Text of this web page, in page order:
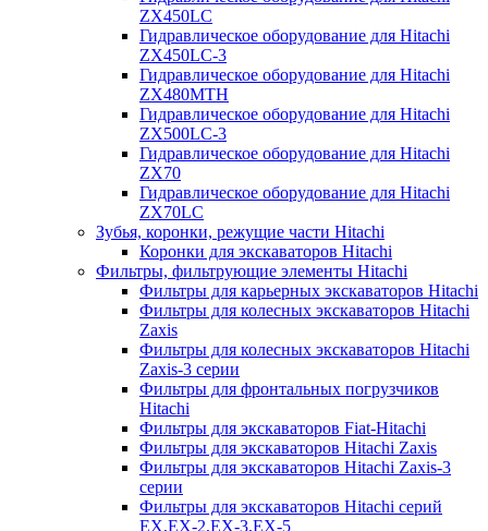
ZX450LC
Гидравлическое оборудование для Hitachi
ZX450LC-3
Гидравлическое оборудование для Hitachi
ZX480MTH
Гидравлическое оборудование для Hitachi
ZX500LC-3
Гидравлическое оборудование для Hitachi
ZX70
Гидравлическое оборудование для Hitachi
ZX70LC
Зубья, коронки, режущие части Hitachi
Коронки для экскаваторов Hitachi
Фильтры, фильтрующие элементы Hitachi
Фильтры для карьерных экскаваторов Hitachi
Фильтры для колесных экскаваторов Hitachi
Zaxis
Фильтры для колесных экскаваторов Hitachi
Zaxis-3 серии
Фильтры для фронтальных погрузчиков
Hitachi
Фильтры для экскаваторов Fiat-Hitachi
Фильтры для экскаваторов Hitachi Zaxis
Фильтры для экскаваторов Hitachi Zaxis-3
серии
Фильтры для экскаваторов Hitachi серий
EX,EX-2,EX-3,EX-5